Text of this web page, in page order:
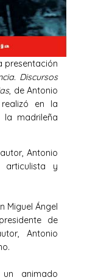
presentación
Discursos
, de Antonio
en la
la madrileña
Antonio
articulista y
Miguel Ángel
de
Antonio
animado